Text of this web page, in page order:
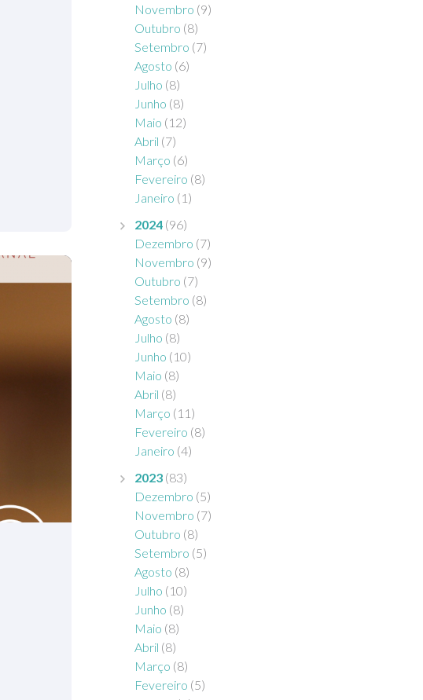
Novembro (9)
Outubro (8)
Setembro (7)
Agosto (6)
Julho (8)
Junho (8)
Maio (12)
Abril (7)
Março (6)
Fevereiro (8)
Janeiro (1)
2024 (96)
Dezembro (7)
Novembro (9)
Outubro (7)
Setembro (8)
Agosto (8)
Julho (8)
Junho (10)
Maio (8)
Abril (8)
Março (11)
Fevereiro (8)
Janeiro (4)
2023 (83)
Dezembro (5)
Novembro (7)
Outubro (8)
Setembro (5)
Agosto (8)
Julho (10)
Junho (8)
Maio (8)
Abril (8)
Março (8)
Fevereiro (5)